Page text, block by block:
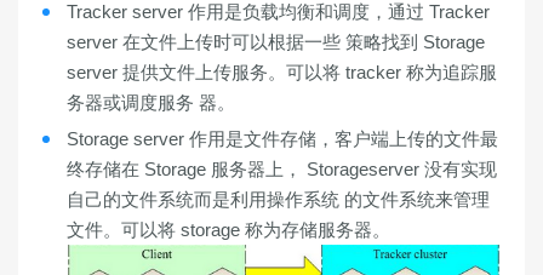
Tracker server 作用是负载均衡和调度，通过 Tracker
server 在文件上传时可以根据一些 策略找到 Storage
server 提供文件上传服务。可以将 tracker 称为追踪服
务器或调度服务 器。
Storage server 作用是文件存储，客户端上传的文件最
终存储在 Storage 服务器上， Storageserver 没有实现
自己的文件系统而是利用操作系统 的文件系统来管理
文件。可以将 storage 称为存储服务器。